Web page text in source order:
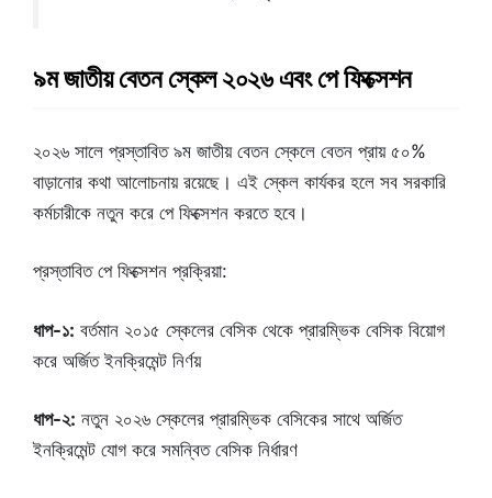
৯ম জাতীয় বেতন স্কেল ২০২৬ এবং পে ফিক্সেশন
২০২৬ সালে প্রস্তাবিত ৯ম জাতীয় বেতন স্কেলে বেতন প্রায় ৫০%
বাড়ানোর কথা আলোচনায় রয়েছে। এই স্কেল কার্যকর হলে সব সরকারি
কর্মচারীকে নতুন করে পে ফিক্সেশন করতে হবে।
প্রস্তাবিত পে ফিক্সেশন প্রক্রিয়া:
ধাপ-১: বর্তমান ২০১৫ স্কেলের বেসিক থেকে প্রারম্ভিক বেসিক বিয়োগ
করে অর্জিত ইনক্রিমেন্ট নির্ণয়
ধাপ-২: নতুন ২০২৬ স্কেলের প্রারম্ভিক বেসিকের সাথে অর্জিত
ইনক্রিমেন্ট যোগ করে সমন্বিত বেসিক নির্ধারণ